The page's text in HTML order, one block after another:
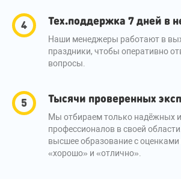
Тех.поддержка 7 дней в
Наши менеджеры работают в
праздники, чтобы оперативно
вопросы.
Тысячи проверенных
Мы отбираем только надёжных
профессионалов в своей
высшее образование с
«хорошо» и «отлично».